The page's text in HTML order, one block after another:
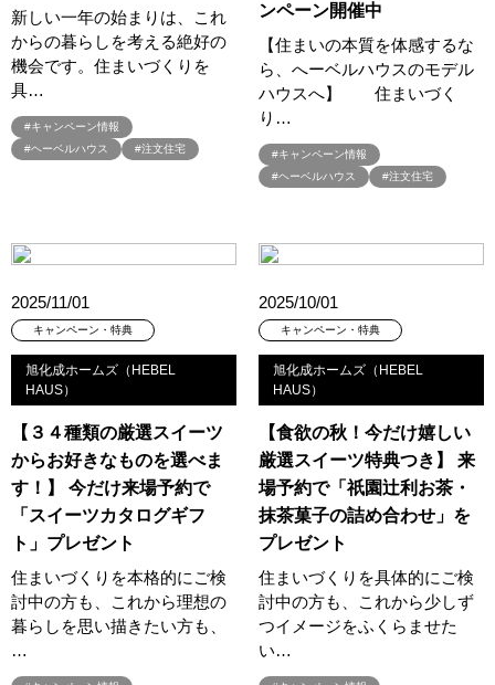
#ご来場キャンペーン #ご来場プレゼント
#さいたま市 #さいたま市注文住宅 #さいたま市浦和区領家
#さわやかハイム
#しっくい #すみっコぐらし #すみりん
#とうもろこし味来収穫体験付 #なんでも相談
#へーベルハウス
#アイ #アイシングクッキー #アイスプレゼント
#アイスマート #アウトドアスタイル
#アウトドアリビング #アウトドアリビングフェア
#アキュラホーム #アクアリュウム #アクセサリーワークショップ
#アルネットホーム #アールギャラリー
#インスタ #インスタグラム #インスタライブ #インテリア
#ウィザースホーム #ウェブ予約限定 #エアコンのいらない家
#エアロハス #エリア（上尾市）
#オンライン #オンラインセミナー #オンライン工場ツアー
#オンライン工場見学 #オンライン相談 #オンライン相談会
#オンライン見学会
新しい一年の始まりは、これ
からの暮らしを考える絶好の
機会です。住まいづくりを
具…
#キャンペーン情報
#ヘーベルハウス
#注文住宅
ンペーン開催中
【住まいの本質を体感するな
ら、へーベルハウスのモデル
ハウスへ】 住まいづく
り…
#キャンペーン情報
#ヘーベルハウス
#注文住宅
2025/11/01
キャンペーン・特典
旭化成ホームズ（HEBEL
HAUS）
【３４種類の厳選スイーツ
からお好きなものを選べま
す！】 今だけ来場予約で
「スイーツカタログギフ
ト」プレゼント
住まいづくりを本格的にご検
討中の方も、これから理想の
暮らしを思い描きたい方も、
…
2025/10/01
キャンペーン・特典
旭化成ホームズ（HEBEL
HAUS）
【食欲の秋！今だけ嬉しい
厳選スイーツ特典つき】 来
場予約で「祇園辻利お茶・
抹茶菓子の詰め合わせ」を
プレゼント
住まいづくりを具体的にご検
討中の方も、これから少しず
つイメージをふくらませた
い…